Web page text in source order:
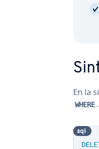
En la
WHERE
sql